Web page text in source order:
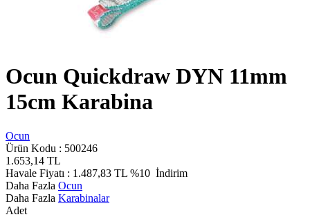
Ocun Quickdraw DYN 11mm
15cm Karabina
Ocun
Ürün Kodu : 500246
1.653,14 TL
Havale Fiyatı : 1.487,83 TL %10 İndirim
Daha Fazla Ocun
Daha Fazla Karabinalar
Adet